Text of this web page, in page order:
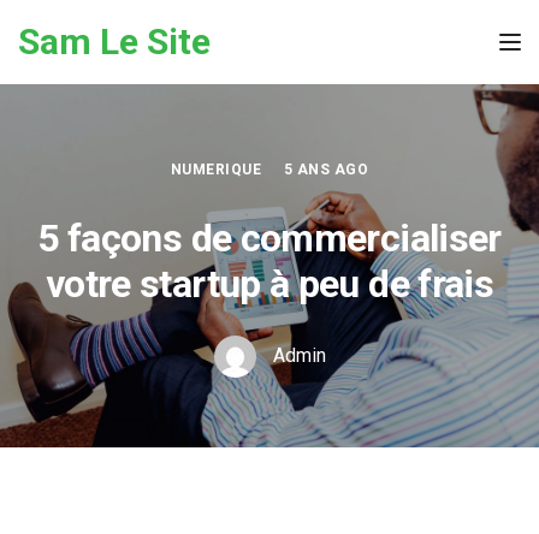
Sam Le Site
NUMERIQUE 5 ANS AGO
5 façons de commercialiser
votre startup à peu de frais
Admin